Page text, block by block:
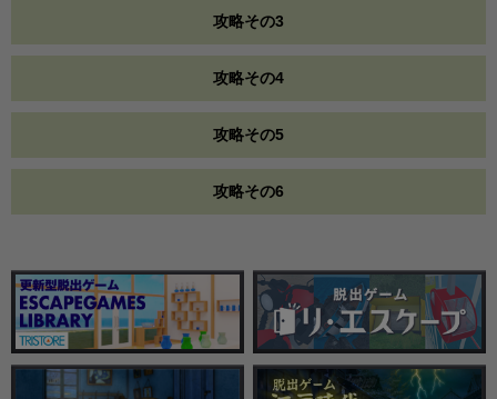
攻略その3
攻略その4
攻略その5
攻略その6